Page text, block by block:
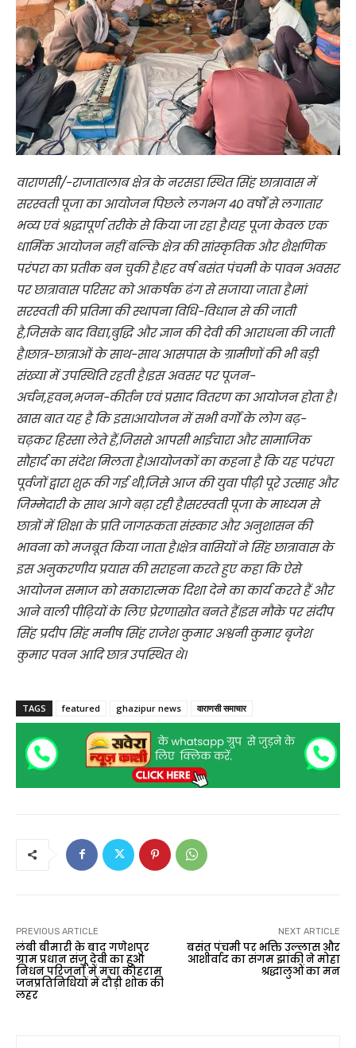
वाराणसी/-राजातालाब क्षेत्र के नरसडा स्थित सिंह छात्रावास में
सरस्वती पूजा का आयोजन पिछले लगभग 40 वर्षों से लगातार
भव्य एवं श्रद्धापूर्ण तरीके से किया जा रहा है।यह पूजा केवल एक
धार्मिक आयोजन नहीं बल्कि क्षेत्र की सांस्कृतिक और शैक्षणिक
परंपरा का प्रतीक बन चुकी है।हर वर्ष बसंत पंचमी के पावन अवसर
पर छात्रावास परिसर को आकर्षक ढंग से सजाया जाता है।मां
सरस्वती की प्रतिमा की स्थापना विधि-विधान से की जाती
है,जिसके बाद विद्या,बुद्धि और ज्ञान की देवी की आराधना की जाती
है।छात्र-छात्राओं के साथ-साथ आसपास के ग्रामीणों की भी बड़ी
संख्या में उपस्थिति रहती है।इस अवसर पर पूजन-
अर्चन,हवन,भजन-कीर्तन एवं प्रसाद वितरण का आयोजन होता है।
खास बात यह है कि इस।आयोजन में सभी वर्गों के लोग बढ़-
चढ़कर हिस्सा लेते हैं,जिससे आपसी भाईचारा और सामाजिक
सौहार्द का संदेश मिलता है।आयोजकों का कहना है कि यह परंपरा
पूर्वजों द्वारा शुरू की गई थी,जिसे आज की युवा पीढ़ी पूरे उत्साह और
जिम्मेदारी के साथ आगे बढ़ा रही है।सरस्वती पूजा के माध्यम से
छात्रों में शिक्षा के प्रति जागरूकता संस्कार और अनुशासन की
भावना को मजबूत किया जाता है।क्षेत्र वासियों ने सिंह छात्रावास के
इस अनुकरणीय प्रयास की सराहना करते हुए कहा कि ऐसे
आयोजन समाज को सकारात्मक दिशा देने का कार्य करते हैं और
आने वाली पीढ़ियों के लिए प्रेरणास्रोत बनते हैं।इस मौके पर संदीप
सिंह प्रदीप सिंह मनीष सिंह राजेश कुमार अश्वनी कुमार बृजेश
कुमार पवन आदि छात्र उपस्थित थे।
TAGS featured ghazipur news वाराणसी समाचार
PREVIOUS ARTICLE
लंबी बीमारी के बाद गणेशपुर
ग्राम प्रधान संजू देवी का हुआ
निधन परिजनों में मचा कोहराम
जनप्रतिनिधियों में दौड़ी शोक की
लहर
NEXT ARTICLE
बसंत पंचमी पर भक्ति उल्लास और
आशीर्वाद का संगम झांकी ने मोहा
श्रद्धालुओं का मन